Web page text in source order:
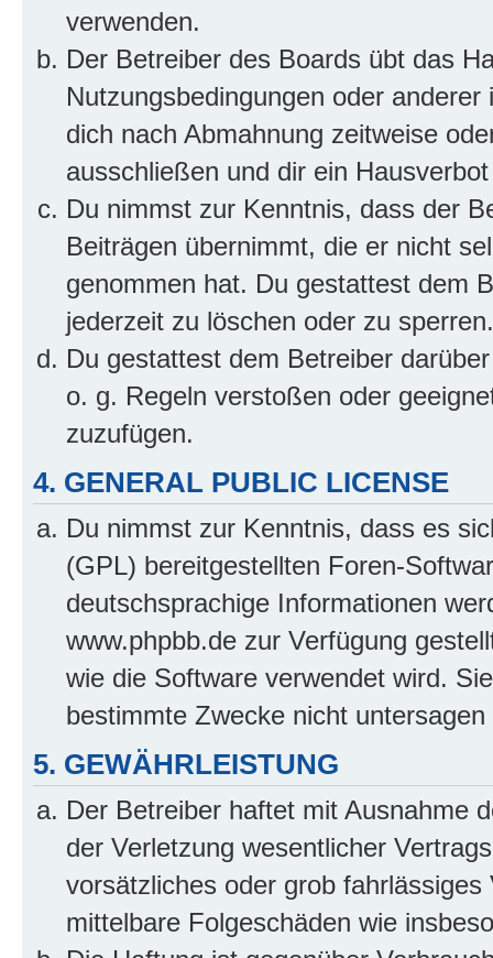
verwenden.
Der Betreiber des Boards übt das
Nutzungsbedingungen oder
dich nach Abmahnung zeitweise
ausschließen und dir ein
Du nimmst zur Kenntnis, dass der
Beiträgen übernimmt, die er nicht
genommen hat. Du gestattest dem
jederzeit zu löschen oder zu sperren.
Du gestattest dem Betreiber
o. g. Regeln verstoßen oder
zuzufügen.
4. GENERAL PUBLIC LICENSE
Du nimmst zur Kenntnis, dass es
(GPL) bereitgestellten Foren-
deutschsprachige Informationen
www.phpbb.de zur Verfügung
wie die Software verwendet wird.
bestimmte Zwecke nicht
5. GEWÄHRLEISTUNG
Der Betreiber haftet mit Ausnahme
der Verletzung wesentlicher
vorsätzliches oder grob
mittelbare Folgeschäden wie